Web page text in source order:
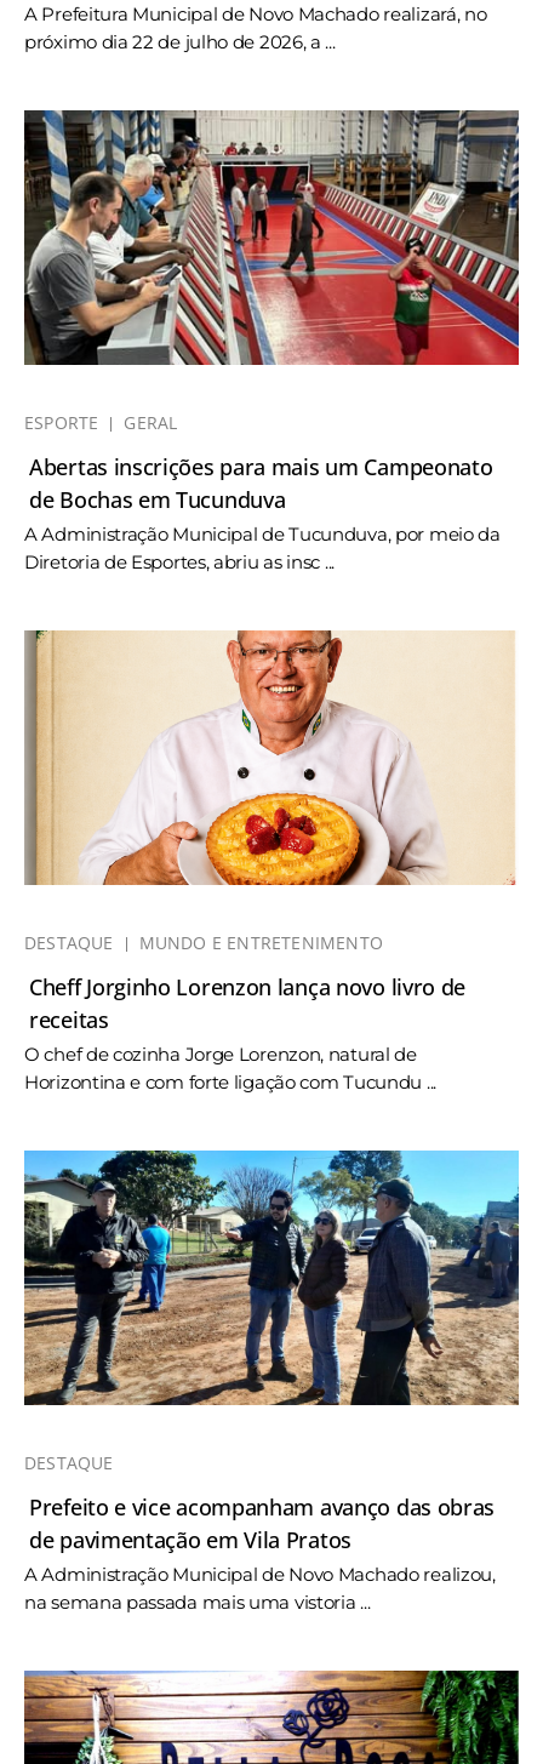
A Prefeitura Municipal de Novo Machado realizará, no
próximo dia 22 de julho de 2026, a ...
ESPORTE GERAL
Abertas inscrições para mais um Campeonato
de Bochas em Tucunduva
A Administração Municipal de Tucunduva, por meio da
Diretoria de Esportes, abriu as insc ...
DESTAQUE MUNDO E ENTRETENIMENTO
Cheff Jorginho Lorenzon lança novo livro de
receitas
O chef de cozinha Jorge Lorenzon, natural de
Horizontina e com forte ligação com Tucundu ...
DESTAQUE
Prefeito e vice acompanham avanço das obras
de pavimentação em Vila Pratos
A Administração Municipal de Novo Machado realizou,
na semana passada mais uma vistoria ...